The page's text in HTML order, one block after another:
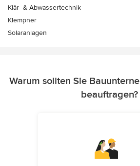
Klär- & Abwassertechnik
Klempner
Solaranlagen
Warum sollten Sie
beauftragen?